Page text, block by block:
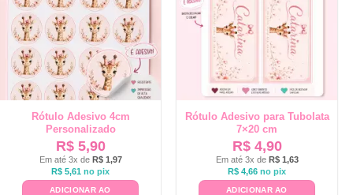
Rótulo Adesivo 4cm
Personalizado
R$5,90
Em até 3x de R$1,97
R$ 5,61 no pix
ADICIONAR AO
Rótulo Adesivo para Tubolata
7×20 cm
R$4,90
Em até 3x de R$1,63
R$ 4,66 no pix
ADICIONAR AO